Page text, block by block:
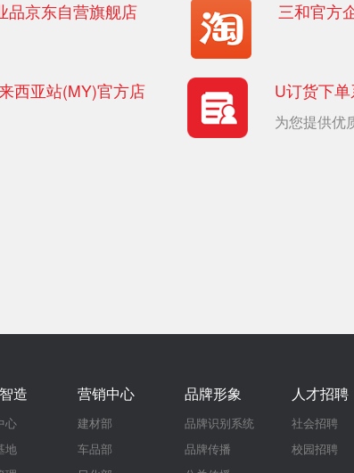
品京东自营旗舰店 三和官方
西亚站(MY)官方店 U订货下
为您提供优
造
心
地
营销中心
建材部
车品部
品牌形象
品牌识别系统
品牌传播
人才招聘
社会招聘
校园招聘